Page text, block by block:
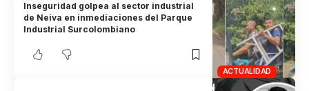
ACTUALIDAD
Inseguridad golpea al sector industrial
de Neiva en inmediaciones del Parque
Industrial Surcolombiano